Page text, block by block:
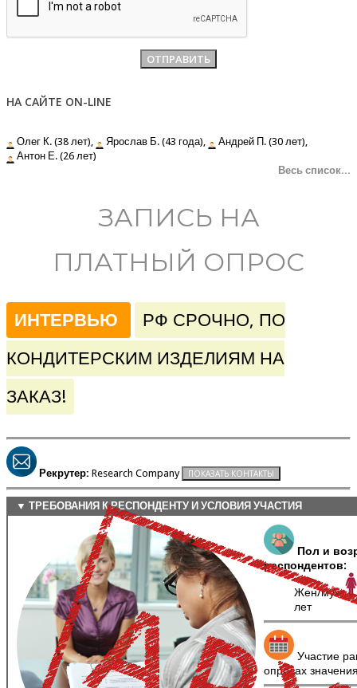
НА САЙТЕ ON-LINE
Олег К. (38 лет), Ярослав Б. (43 года),
Андрей П. (30 лет),
Антон Е. (26 лет)
Весь список...
ЗАПИСЬ НА
ПЛАТНЫЙ ОПРОС
ИНТЕРВЬЮ
РФ СРОЧНО, ПО
КОНДИТЕРСКИМ ИЗДЕЛИЯМ НА
ЗАКАЗ!
Рекрутер: Research Company
▼ ТРЕБОВАНИЯ К РЕСПОНДЕНТУ И УСЛОВИЯ УЧАСТИЯ
Пол и
респондентов:
Жен/муж
лет
Участие
опросах